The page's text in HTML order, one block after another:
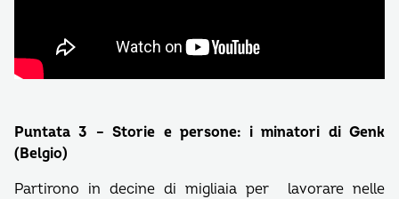
Puntata 3 – Storie e persone: i minatori di Genk
(Belgio)
Partirono in decine di migliaia per lavorare nelle